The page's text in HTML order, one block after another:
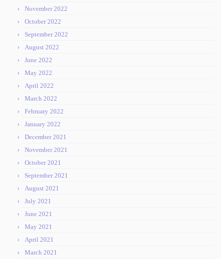
November 2022
October 2022
September 2022
August 2022
June 2022
May 2022
April 2022
March 2022
February 2022
January 2022
December 2021
November 2021
October 2021
September 2021
August 2021
July 2021
June 2021
May 2021
April 2021
March 2021